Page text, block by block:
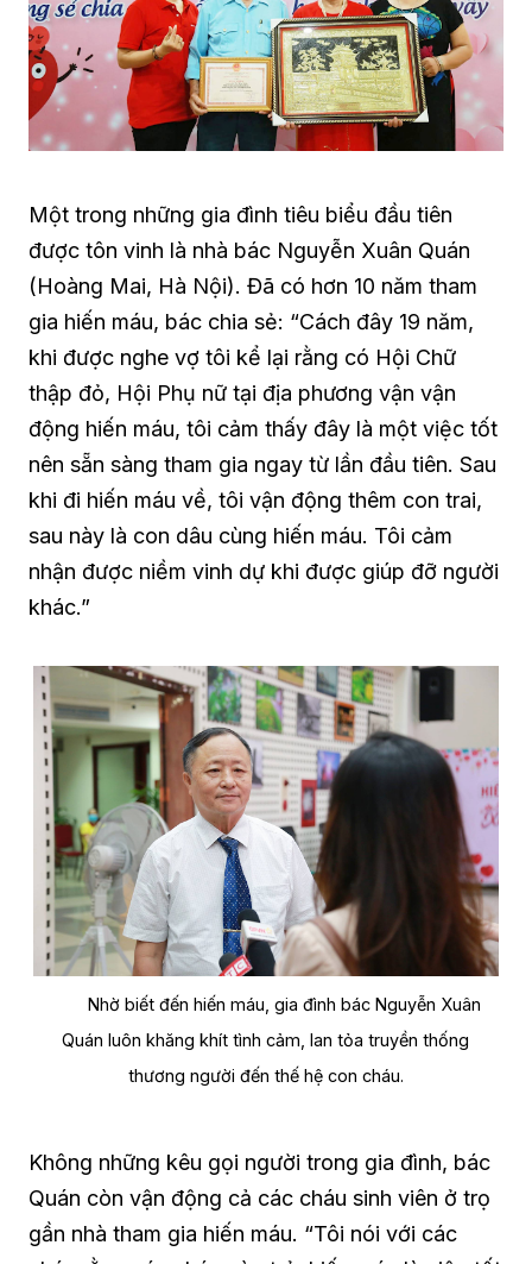
Một trong những gia đình tiêu biểu đầu tiên
được tôn vinh là nhà bác Nguyễn Xuân Quán
(Hoàng Mai, Hà Nội). Đã có hơn 10 năm tham
gia hiến máu, bác chia sẻ: “Cách đây 19 năm,
khi được nghe vợ tôi kể lại rằng có Hội Chữ
thập đỏ, Hội Phụ nữ tại địa phương vận vận
động hiến máu, tôi cảm thấy đây là một việc tốt
nên sẵn sàng tham gia ngay từ lần đầu tiên. Sau
khi đi hiến máu về, tôi vận động thêm con trai,
sau này là con dâu cùng hiến máu. Tôi cảm
nhận được niềm vinh dự khi được giúp đỡ người
khác.”
Nhờ biết đến hiến máu, gia đình bác Nguyễn Xuân
Quán luôn khăng khít tình cảm, lan tỏa truyền thống
thương người đến thế hệ con cháu.
Không những kêu gọi người trong gia đình, bác
Quán còn vận động cả các cháu sinh viên ở trọ
gần nhà tham gia hiến máu. “Tôi nói với các